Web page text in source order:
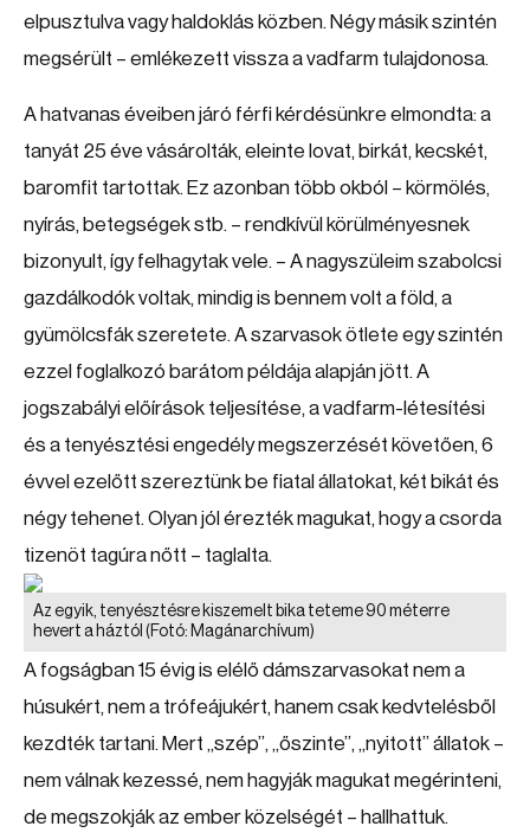
elpusztulva vagy haldoklás közben. Négy másik szintén
megsérült – emlékezett vissza a vadfarm tulajdonosa.
A hatvanas éveiben járó férfi kérdésünkre elmondta: a
tanyát 25 éve vásárolták, eleinte lovat, birkát, kecskét,
baromfit tartottak. Ez azonban több okból – körmölés,
nyírás, betegségek stb. – rendkívül körülményesnek
bizonyult, így felhagytak vele. – A nagyszüleim szabolcsi
gazdálkodók voltak, mindig is bennem volt a föld, a
gyümölcsfák szeretete. A szarvasok ötlete egy szintén
ezzel foglalkozó barátom példája alapján jött. A
jogszabályi előírások teljesítése, a vadfarm-létesítési
és a tenyésztési engedély megszerzését követően, 6
évvel ezelőtt szereztünk be fiatal állatokat, két bikát és
négy tehenet. Olyan jól érezték magukat, hogy a csorda
tizenöt tagúra nőtt – taglalta.
Az egyik, tenyésztésre kiszemelt bika teteme 90 méterre
hevert a háztól (Fotó: Magánarchívum)
A fogságban 15 évig is elélő dámszarvasokat nem a
húsukért, nem a trófeájukért, hanem csak kedvtelésből
kezdték tartani. Mert „szép”, „őszinte”, „nyitott” állatok –
nem válnak kezessé, nem hagyják magukat megérinteni,
de megszokják az ember közelségét – hallhattuk.